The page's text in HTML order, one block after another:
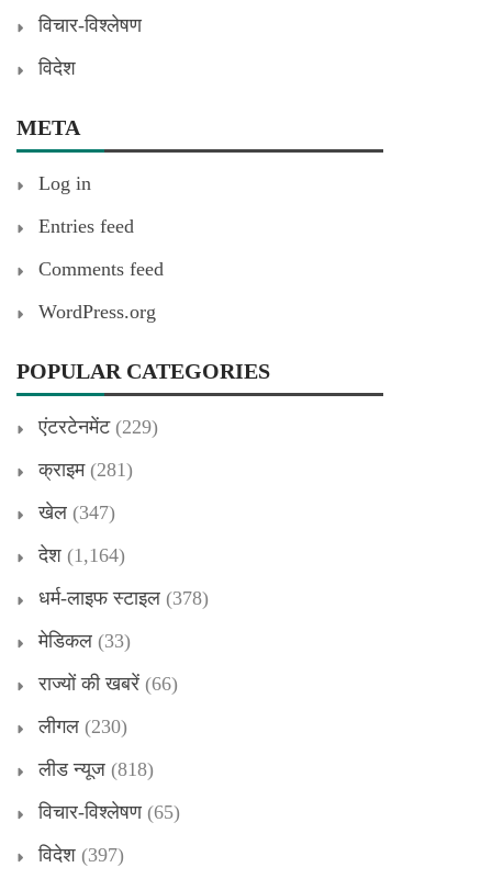
विचार-विश्लेषण
विदेश
META
Log in
Entries feed
Comments feed
WordPress.org
POPULAR CATEGORIES
एंटरटेनमेंट(229)
क्राइम(281)
खेल (347)
देश (1,164)
धर्म-लाइफ स्टाइल (378)
मेडिकल (33)
राज्यों की खबरें (66)
लीगल (230)
लीड न्यूज (818)
विचार-विश्लेषण(65)
विदेश (397)